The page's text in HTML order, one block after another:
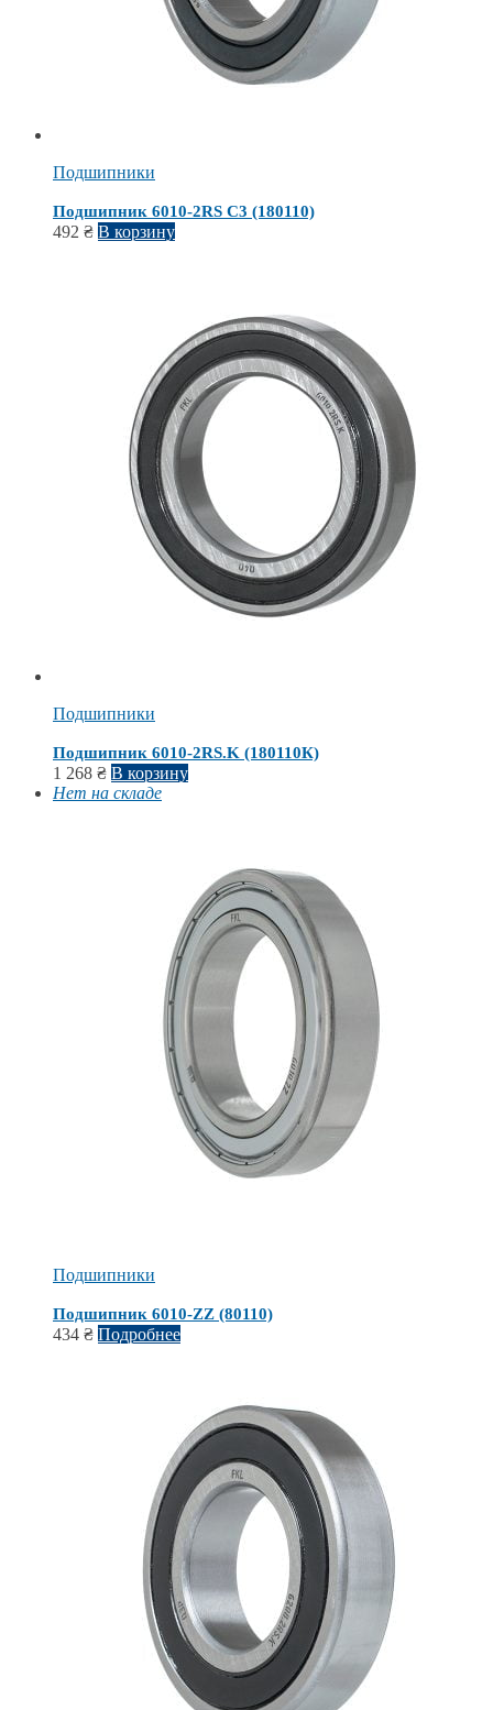
Подшипники
Подшипник 6010-2RS С3 (180110)
492 ₴ В корзину
Подшипники
Подшипник 6010-2RS.K (180110К)
1 268 ₴ В корзину
Нет на складе
Подшипники
Подшипник 6010-ZZ (80110)
434 ₴ Подробнее